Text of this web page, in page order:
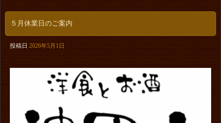
５月休業日のご案内
投稿日 2026年5月1日